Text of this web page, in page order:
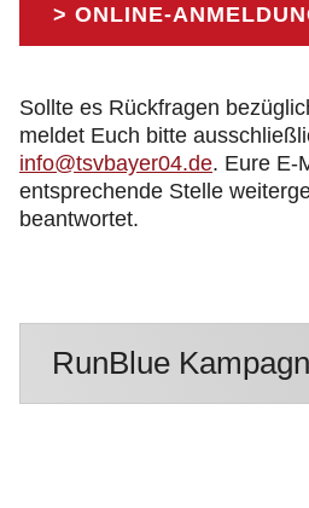
> ONLINE-
Sollte es Rückfragen
meldet Euch bitte
info@tsvbayer04.de. Eure E-
entsprechende Stelle
beantwortet.
RunBlue